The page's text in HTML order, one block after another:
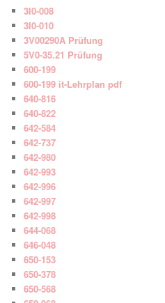
3I0-008
3I0-010
3V00290A Prüfung
5V0-35.21 Prüfung
600-199
600-199 it-Lehrplan pdf
640-816
640-822
642-584
642-737
642-980
642-993
642-996
642-997
642-998
644-068
646-048
650-153
650-378
650-568